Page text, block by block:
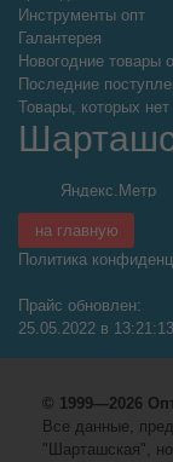
Инструменты опт
Галантерея
Новогодние товары
Последние
Товары, которых
на главную
Политика
Прайс обновлен:
25.05.2022 в 13:21:13
© 1999—2026
Все данные,
"Шарташская",